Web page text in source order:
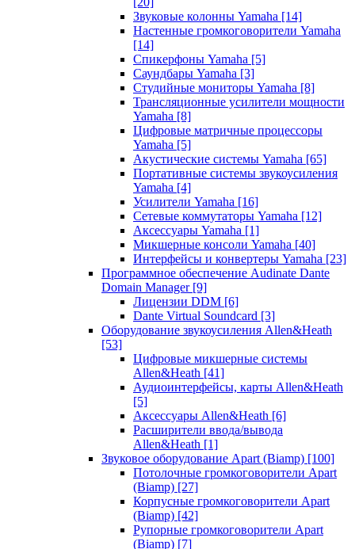
Звуковые колонны Yamaha [14]
Настенные громкоговорители Yamaha
[14]
Спикерфоны Yamaha [5]
Саундбары Yamaha [3]
Студийные мониторы Yamaha [8]
Трансляционные усилители мощности
Yamaha [8]
Цифровые матричные процессоры
Yamaha [5]
Акустические системы Yamaha [65]
Портативные системы звукоусиления
Yamaha [4]
Усилители Yamaha [16]
Сетевые коммутаторы Yamaha [12]
Аксессуары Yamaha [1]
Микшерные консоли Yamaha [40]
Интерфейсы и конвертеры Yamaha [23]
Программное обеспечение Audinate Dante
Domain Manager [9]
Лицензии DDM [6]
Dante Virtual Soundcard [3]
Оборудование звукоусиления Allen&Heath
[53]
Цифровые микшерные системы
Allen&Heath [41]
Аудиоинтерфейсы, карты Allen&Heath
[5]
Аксессуары Allen&Heath [6]
Расширители ввода/вывода
Allen&Heath [1]
Звуковое оборудование Apart (Biamp) [100]
Потолочные громкоговорители Apart
(Biamp) [27]
Корпусные громкоговорители Apart
(Biamp) [42]
Рупорные громкоговорители Apart
(Biamp) [7]